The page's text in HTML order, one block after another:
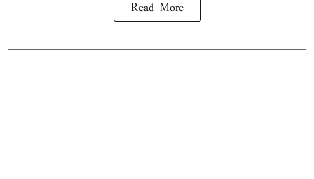
Read More